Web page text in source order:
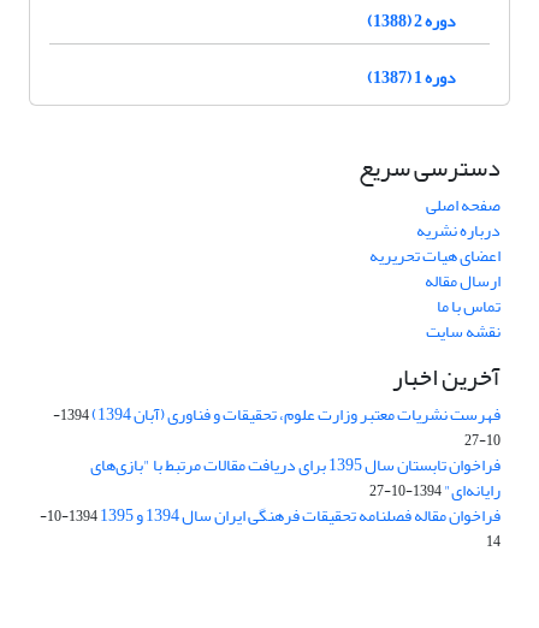
دوره 2 (1388)
دوره 1 (1387)
دسترسی سریع
صفحه اصلی
درباره نشریه
اعضای هیات تحریریه
ارسال مقاله
تماس با ما
نقشه سایت
آخرین اخبار
فهرست نشریات معتبر وزارت علوم، تحقیقات و فناوری (آبان 1394)
1394-
10-27
فراخوان تابستان سال 1395 برای دریافت مقالات مرتبط با "بازی‌های
رایانه‌ای"1394-10-27
فراخوان مقاله فصلنامه تحقیقات فرهنگی ایران سال 1394 و 1395
1394-10-
14